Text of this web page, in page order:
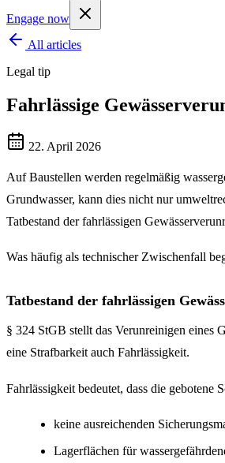
Engage now
All articles
Legal tip
Fahrlässige
22. April 2026
Auf Baustellen werden regelmäßig
Grundwasser, kann dies nicht nur
Tatbestand der fahrlässigen
Was häufig als technischer Zwischenfall
Tatbestand der fahrlässigen
§ 324 StGB stellt das Verunreinigen eines
eine Strafbarkeit auch Fahrlässigkeit.
Fahrlässigkeit bedeutet, dass die
keine ausreichenden
Lagerflächen für